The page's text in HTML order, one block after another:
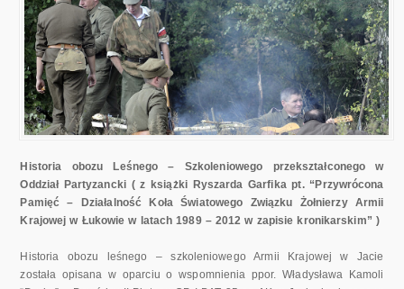
Historia obozu Leśnego – Szkoleniowego przekształconego w
Oddział Partyzancki ( z książki Ryszarda Garfika pt. “Przywrócona
Pamięć – Działalność Koła Światowego Związku Żołnierzy Armii
Krajowej w Łukowie w latach 1989 – 2012 w zapisie kronikarskim” )
Historia obozu leśnego – szkoleniowego Armii Krajowej w Jacie
została opisana w oparciu o wspomnienia ppor. Władysława Kamoli